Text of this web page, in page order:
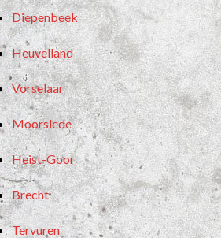
Diepenbeek
Heuvelland
Vorselaar
Moorslede
Heist-Goor
Brecht
Tervuren